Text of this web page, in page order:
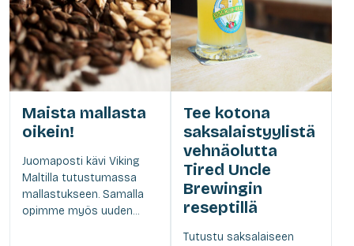
Maista mallasta
oikein!
Juomaposti kävi Viking
Maltilla tutustumassa
mallastukseen. Samalla
opimme myös uuden...
Tee kotona
saksalaistyylistä
vehnäolutta
Tired Uncle
Brewingin
reseptillä
Tutustu saksalaiseen